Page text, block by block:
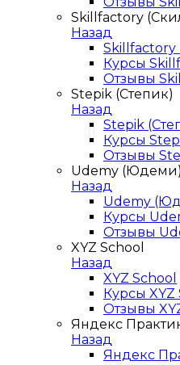
Skillfactory
Назад
Skillfactory
Курсы
Отзывы
Stepik (Степик)
Назад
Stepik
Курсы
Отзывы
Udemy (Юдеми)
Назад
Udemy
Курсы
Отзывы
XYZ School
Назад
XYZ School
Курсы XYZ
Отзывы
Яндекс
Назад
Яндекс